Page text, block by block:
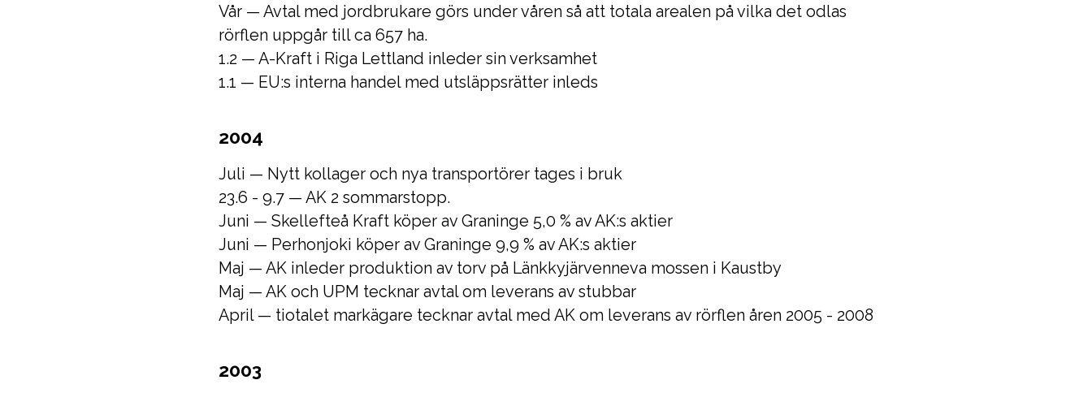
Vår — Avtal med jordbrukare görs under våren så att totala arealen på vilka det odlas
rörflen uppgår till ca 657 ha.
1.2 — A-Kraft i Riga Lettland inleder sin verksamhet
1.1 — EU:s interna handel med utsläppsrätter inleds
2004
Juli — Nytt kollager och nya transportörer tages i bruk
23.6 - 9.7 — AK 2 sommarstopp.
Juni — Skellefteå Kraft köper av Graninge 5,0 % av AK:s aktier
Juni — Perhonjoki köper av Graninge 9,9 % av AK:s aktier
Maj — AK inleder produktion av torv på Länkkyjärvenneva mossen i Kaustby
Maj — AK och UPM tecknar avtal om leverans av stubbar
April — tiotalet markägare tecknar avtal med AK om leverans av rörflen åren 2005 - 2008
2003